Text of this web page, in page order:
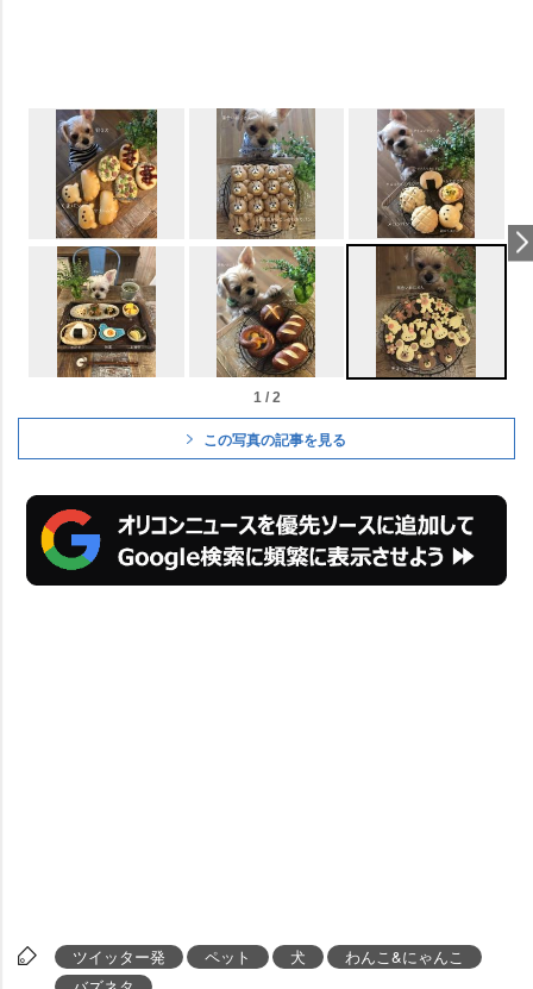
1 / 2
この写真の記事を見る
ツイッター発 ペット 犬
わんこ&にゃんこ